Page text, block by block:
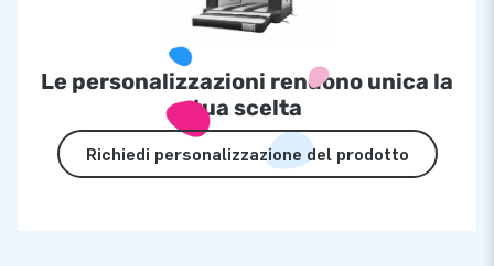
Le personalizzazioni rendono unica la
tua scelta
Richiedi personalizzazione del prodotto